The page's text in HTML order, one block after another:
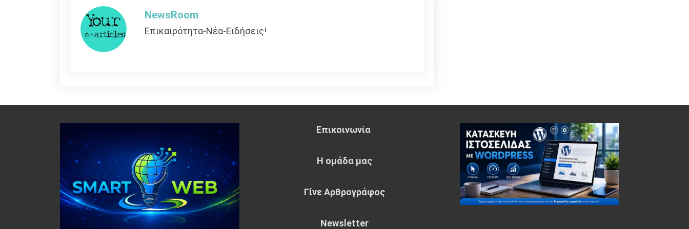
NewsRoom
Επικαιρότητα-Νέα-Ειδήσεις!
Επικοινωνία
Η ομάδα μας
Γίνε Αρθρογράφος
Newsletter